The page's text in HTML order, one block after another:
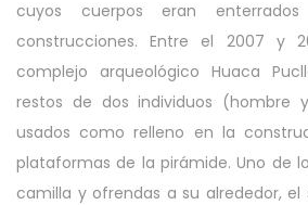
cuyos cuerpos eran
construcciones. Entre el 2007 y
complejo arqueológico Huaca
restos de dos individuos (hombre
usados como relleno en la
plataformas de la pirámide. Uno de
camilla y ofrendas a su alrededor, el